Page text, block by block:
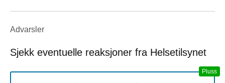
Advarsler
Sjekk eventuelle reaksjoner fra Helsetilsynet